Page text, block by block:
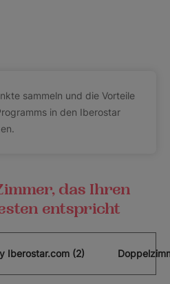
sammeln und die Vorteile
in den Iberostar
das Ihren
entspricht
Iberostar.com (2)